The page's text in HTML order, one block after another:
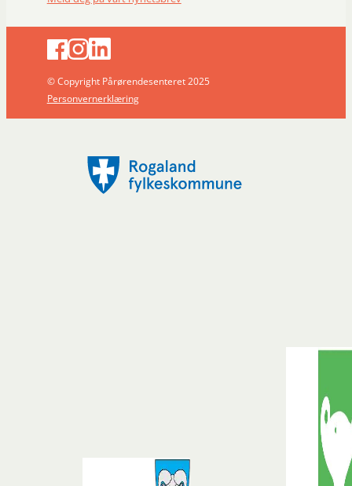
© Copyright Pårørendesenteret 2025
Personvernerklæring